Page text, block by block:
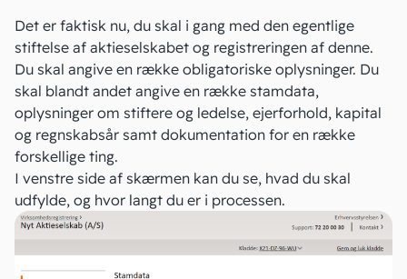
Det er faktisk nu, du skal i gang med den egentlige
stiftelse af aktieselskabet og registreringen af denne.
Du skal angive en række obligatoriske oplysninger. Du
skal blandt andet angive en række stamdata,
oplysninger om stiftere og ledelse, ejerforhold, kapital
og regnskabsår samt dokumentation for en række
forskellige ting.
I venstre side af skærmen kan du se, hvad du skal
udfylde, og hvor langt du er i processen.